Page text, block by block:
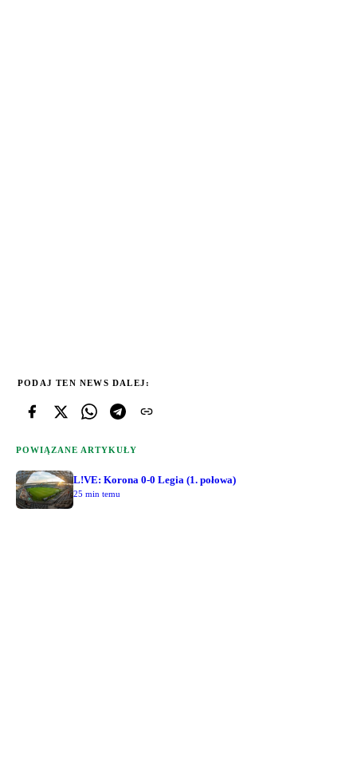
PODAJ TEN NEWS DALEJ:
POWIĄZANE ARTYKUŁY
L!VE: Korona 0-0 Legia (1. połowa)
25 min temu